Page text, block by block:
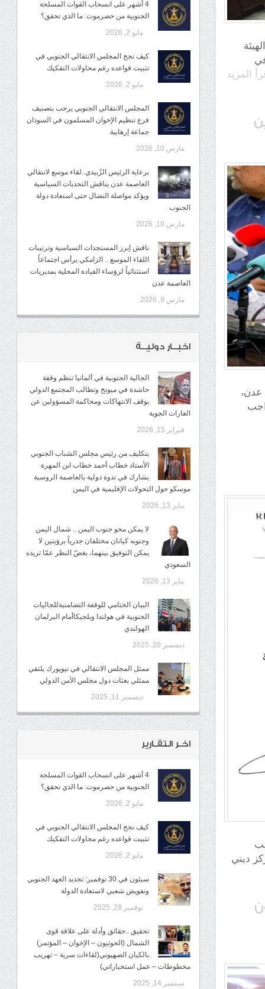
المزيد
عدن،
ديني
4 أشهر على انسحاب القوات المسلحة
الجنوبية من حضرموت: ما الذي تحقق؟
مايو 2, 2026
كيف نجح المجلس الانتقالي الجنوبي في
تثبيت قواعده رغم محاولات التفكيك
مايو 2, 2026
المجلس الانتقالي الجنوبي يرحب بتصنيف
فرع تنظيم الإخوان المسلمون في السودان
جماعة إرهابية
مارس 10, 2026
برعاية الرئيس الزُبيدي..لقاء موسع لانتقالي
العاصمة عدن يناقش التحديات السياسية
ويؤكد مواصلة النضال حتى استعادة دولة
الجنوب
مارس 10, 2026
ناقش إبرز المستجدات السياسية وترتيبات
اللقاء الموسع .. الزامكي يرأس اجتماعاً
استثنائياً لرؤساء القيادة المحلية بمديريات
العاصمة عدن
مارس 9, 2026
اخبــار دوليــة
الجالية الجنوبية في ألمانيا تنظم وقفة
حاشدة في ميونخ وتطالب المجتمع الدولي
بوقف الانتهاكات ومحاكمة المسؤولين عن
الغارات الجوية
فبراير 15, 2026
بتكليف من رئيس مجلس الشباب الجنوبي
الأستاذ خطاب أحمد خطاب ابن المهرة
يشارك في ندوة دولية بالعاصمة الروسية
موسكو حول التحولات الإقليمية في اليمن
يناير 13, 2026
لا يمكن محو جنوب اليمن .. شمال اليمن
وجنوبه كيانان مختلفان جذرياً برؤيتين لا
يمكن التوفيق بينهما، بغضّ النظر عمّا تريده
السعودي
يناير 13, 2026
البيان الختامي للوقفة التضامنيةللجاليات
الجنوبية في هولندا وبلجيكاأمام البرلمان
الهولندي
ديسمبر 20, 2025
ممثل المجلس الانتقالي في نيويورك يلتقي
ممثلي بعثات دول مجلس الأمن الدولي
ديسمبر 11, 2025
اخـر التقـارير
4 أشهر على انسحاب القوات المسلحة
الجنوبية من حضرموت: ما الذي تحقق؟
مايو 2, 2026
كيف نجح المجلس الانتقالي الجنوبي في
تثبيت قواعده رغم محاولات التفكيك
مايو 2, 2026
سيئون في 30 نوفمبر: تجديد العهد الجنوبي
وتفويض شعبي لاستعادة الدولة
نوفمبر 28, 2025
تحقيق ..حقائق وأدلة على علاقة قوى
الشمال (الحوثيون – الإخوان – المؤتمر)
بالكيان الصهيوني(لقاءات سرية – تهريب
مخطوطات – عمل استخباراتي)
سبتمبر 14, 2025